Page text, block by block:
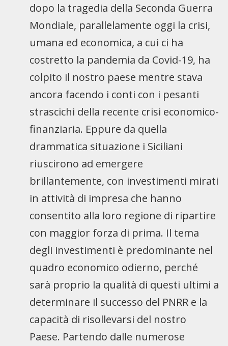
dopo la tragedia della Seconda Guerra
Mondiale, parallelamente oggi la crisi,
umana ed economica, a cui ci ha
costretto la pandemia da Covid-19, ha
colpito il nostro paese mentre stava
ancora facendo i conti con i pesanti
strascichi della recente crisi economico-
finanziaria. Eppure da quella
drammatica situazione i Siciliani
riuscirono ad emergere
brillantemente, con investimenti mirati
in attività di impresa che hanno
consentito alla loro regione di ripartire
con maggior forza di prima. Il tema
degli investimenti è predominante nel
quadro economico odierno, perché
sarà proprio la qualità di questi ultimi a
determinare il successo del PNRR e la
capacità di risollevarsi del nostro
Paese. Partendo dalle numerose